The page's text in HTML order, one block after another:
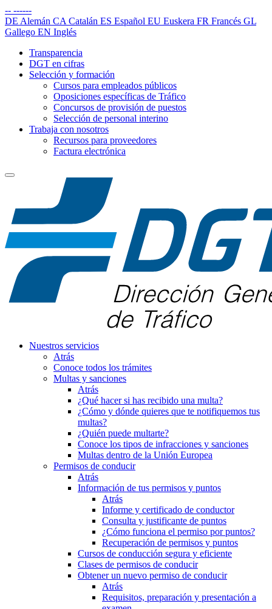
-- ------
DE Alemán CA Catalán ES Español EU Euskera FR Francés GL
Gallego EN Inglés
Transparencia
DGT en cifras
Selección y formación
Cursos para empleados públicos
Oposiciones específicas de Tráfico
Concursos de provisión de puestos
Selección de personal interino
Trabaja con nosotros
Recursos para proveedores
Factura electrónica
Nuestros servicios
Atrás
Conoce todos los trámites
Multas y sanciones
Atrás
¿Qué hacer si has recibido una multa?
¿Cómo y dónde quieres que te notifiquemos tus
multas?
¿Quién puede multarte?
Conoce los tipos de infracciones y sanciones
Multas dentro de la Unión Europea
Permisos de conducir
Atrás
Información de tus permisos y puntos
Atrás
Informe y certificado de conductor
Consulta y justificante de puntos
¿Cómo funciona el permiso por puntos?
Recuperación de permisos y puntos
Cursos de conducción segura y eficiente
Clases de permisos de conducir
Obtener un nuevo permiso de conducir
Atrás
Requisitos, preparación y presentación a